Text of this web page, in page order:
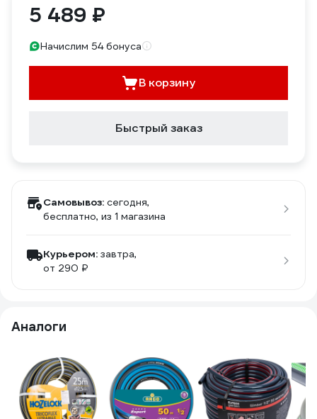
5 489 ₽
Начислим 54 бонуса
В корзину
Быстрый заказ
Самовывоз: сегодня,
бесплатно, из 1 магазина
Курьером: завтра,
от 290 ₽
Аналоги